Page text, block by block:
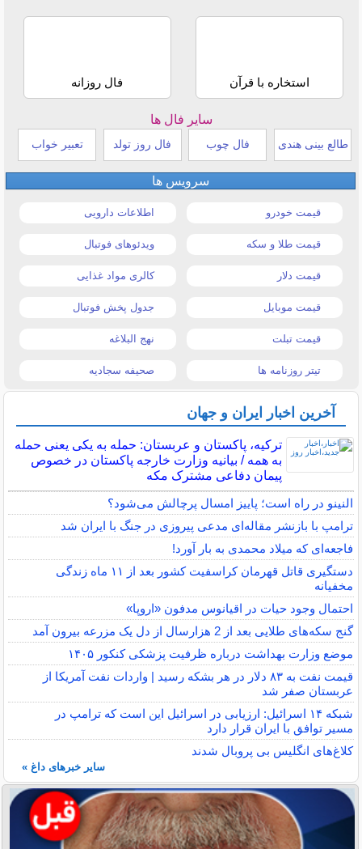
استخاره با قرآن فال روزانه
سایر فال ها
طالع بینی هندی فال چوب فال روز تولد تعبیر خواب
سرویس ها
قیمت خودرو اطلاعات دارویی
قیمت طلا و سکه ویدئوهای فوتبال
قیمت دلار کالری مواد غذایی
قیمت موبایل جدول پخش فوتبال
قیمت تبلت نهج البلاغه
تیتر روزنامه ها صحیفه سجادیه
آخرین اخبار ایران و جهان
ترکیه، پاکستان و عربستان: حمله به یکی یعنی حمله
به همه / بیانیه وزارت خارجه پاکستان در خصوص
پیمان دفاعی مشترک مکه
النینو در راه است؛ پاییز امسال پرچالش می‌شود؟
ترامپ با بازنشر مقاله‌ای مدعی پیروزی در جنگ با ایران شد
فاجعه‌ای که میلاد محمدی به بار آورد!
دستگیری قاتل قهرمان کراسفیت کشور بعد از ۱۱ ماه زندگی
مخفیانه
احتمال وجود حیات در اقیانوس مدفون «اروپا»
گنج سکه‌های طلایی بعد از 2 هزارسال از دل یک مزرعه بیرون آمد
موضع وزارت بهداشت درباره ظرفیت پزشکی کنکور ۱۴۰۵
قیمت نفت به ۸۳ دلار در هر بشکه رسید | واردات نفت آمریکا از
عربستان صفر شد
شبکه ۱۴ اسرائیل: ارزیابی در اسرائیل این است که ترامپ در
مسیر توافق با ایران قرار دارد
کلاغ‌های انگلیس بی پروبال شدند
سایر خبرهای داغ »